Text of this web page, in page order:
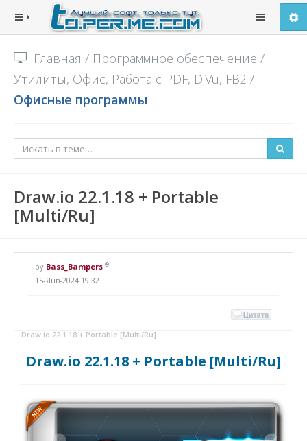
Главная / Программное обеспечение /
Утилиты, Офис, Работа с PDF, DjVu, FB2 /
Офисные программы
Draw.io 22.1.18 + Portable
[Multi/Ru]
by Bass_Bampers ®
15-Янв-2024 19:32
Draw.io 22.1.18 + Portable [Multi/Ru]
Draw.io 22.1.18 + Portable [Multi/Ru]